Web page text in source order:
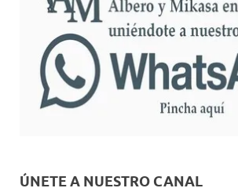
ÚNETE A NUESTRO CANAL